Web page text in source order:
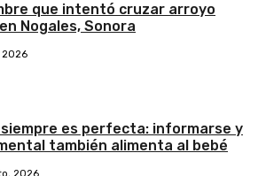
que intentó cruzar arroyo
Nogales, Sonora
2026
es perfecta: informarse y
también alimenta al bebé